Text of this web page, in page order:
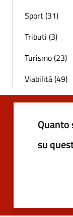
Sport (31)
Tributi (3)
Turismo (23)
Viabilità (49)
su